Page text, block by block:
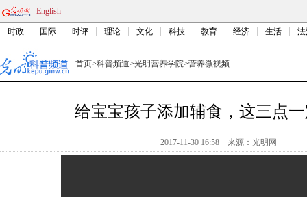
English
时政 国际 时评 理论 文化 科技 教育 经济 生活
首页>科普频道>光明营养学院>营养微视频
给宝宝孩子添加辅食，这三点
2017-11-30 16:58 来源： 光明网